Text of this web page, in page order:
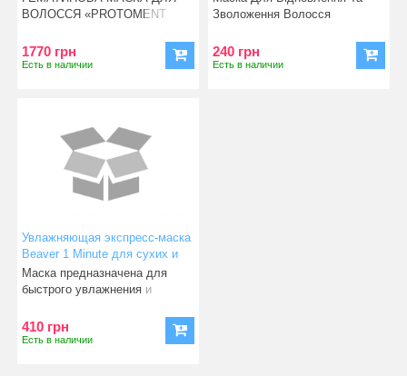
ВОЛОССЯ «PROTOMENT
1770 грн
Есть в наличии
Maintecare Hair Pack Weekly»
Зволоження Волосся
240 грн
Есть в наличии
Увлажняющая экспресс-маска
Beaver 1 Minute для сухих и
непослушных волос 210 мл
Маска предназначена для
быстрого увлажнения и
410 грн
Есть в наличии